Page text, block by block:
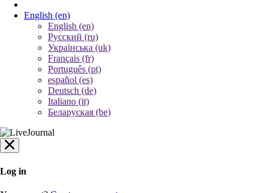
English (en)
English (en)
Русский (ru)
Українська (uk)
Français (fr)
Português (pt)
español (es)
Deutsch (de)
Italiano (it)
Беларуская (be)
Log in